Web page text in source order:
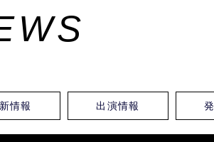
情報 出演情報